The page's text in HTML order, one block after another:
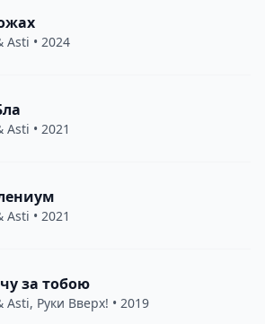
Asti • 2024
Asti • 2021
Asti • 2021
за тобою
Asti, Руки Вверх! • 2019